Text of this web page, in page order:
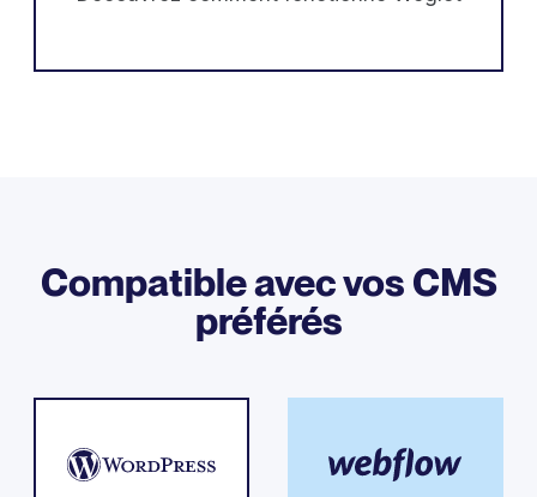
Compatible avec vos CMS
préférés